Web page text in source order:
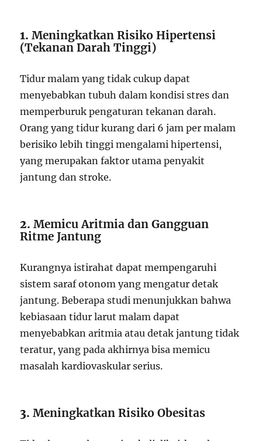
1.Meningkatkan Risiko Hipertensi
(Tekanan Darah Tinggi)
Tidur malam yang tidak cukup dapat
menyebabkan tubuh dalam kondisi stres dan
memperburuk pengaturan tekanan darah.
Orang yang tidur kurang dari 6 jam per malam
berisiko lebih tinggi mengalami hipertensi,
yang merupakan faktor utama penyakit
jantung dan stroke.
2.Memicu Aritmia dan Gangguan
Ritme Jantung
Kurangnya istirahat dapat mempengaruhi
sistem saraf otonom yang mengatur detak
jantung. Beberapa studi menunjukkan bahwa
kebiasaan tidur larut malam dapat
menyebabkan aritmia atau detak jantung tidak
teratur, yang pada akhirnya bisa memicu
masalah kardiovaskular serius.
3.Meningkatkan Risiko Obesitas